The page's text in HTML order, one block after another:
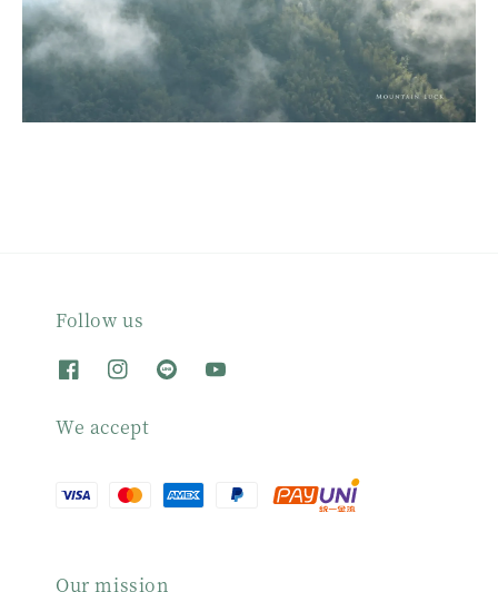
Follow us
We accept
Our mission